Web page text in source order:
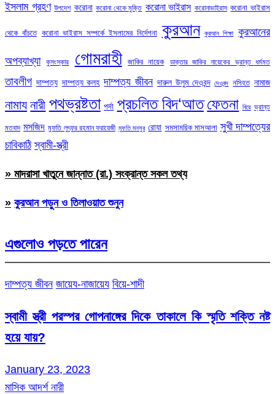
ইসলাম গ্রহণ উপদেশ করোনা করোনা থেকে মুক্তি করোনা ভাইরাস করোনাভাইরাস করোনা ভাইরাস
থেকে বাঁচতে করোনা ভাইরাস সম্পর্কে ইসলামের নির্দেশনা কুরআন কুরআন শিক্ষা কুরআনের
অপব্যাখ্যা কুসংস্কার গোমরাহী জাকির নায়েক ডাক্তার জাকির নায়েকের ভ্রান্ত ধর্মমত
তাবলীগ দাম্পত্য দাম্পত্য কলহ দাম্পত্য জীবন দারুল উলুম দেওবন্দ দেওবন্দ নসিহত নামাজ
নামায নারী পথভ্রষ্টতা পর্দা প্রচলিত বিদ‘আত ফেতনা বিয়ে ভ্রান্ত
মতবাদ মসজিদ মুফতি লুৎফুর রহমান ফরায়েজী মুফতি মনসুর রোযা সমসাময়িক মাসআলা সুখী দাম্পত্যের
চাবিকাঠি স্বামী-স্ত্রী
» মাদরাসা খাতুনে জান্নাত (রা.) সংক্রান্ত সকল তথ্য
» কুরআন পড়ুন ও তিলাওয়াত শুনুন
এগুলোও পড়তে পারেন
দাম্পত্য জীবন জায়েয-নাজায়েয বিয়ে-শাদী
স্বামী স্ত্রী পরস্পর গোপনাঙ্গের দিকে তাকালে কি স্মৃতি শক্তি নষ্ট
হয়ে যায়?
January 23, 2023
মাসিক আদর্শ নারী